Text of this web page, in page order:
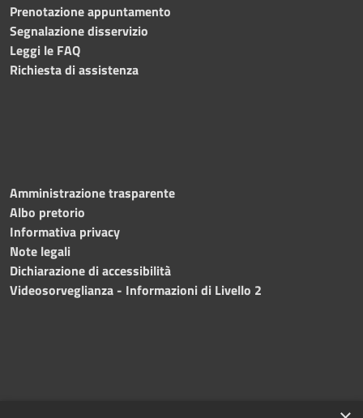
Prenotazione appuntamento
Segnalazione disservizio
Leggi le FAQ
Richiesta di assistenza
Amministrazione trasparente
Albo pretorio
Informativa privacy
Note legali
Dichiarazione di accessibilità
Videosorveglianza - Informazioni di Livello 2